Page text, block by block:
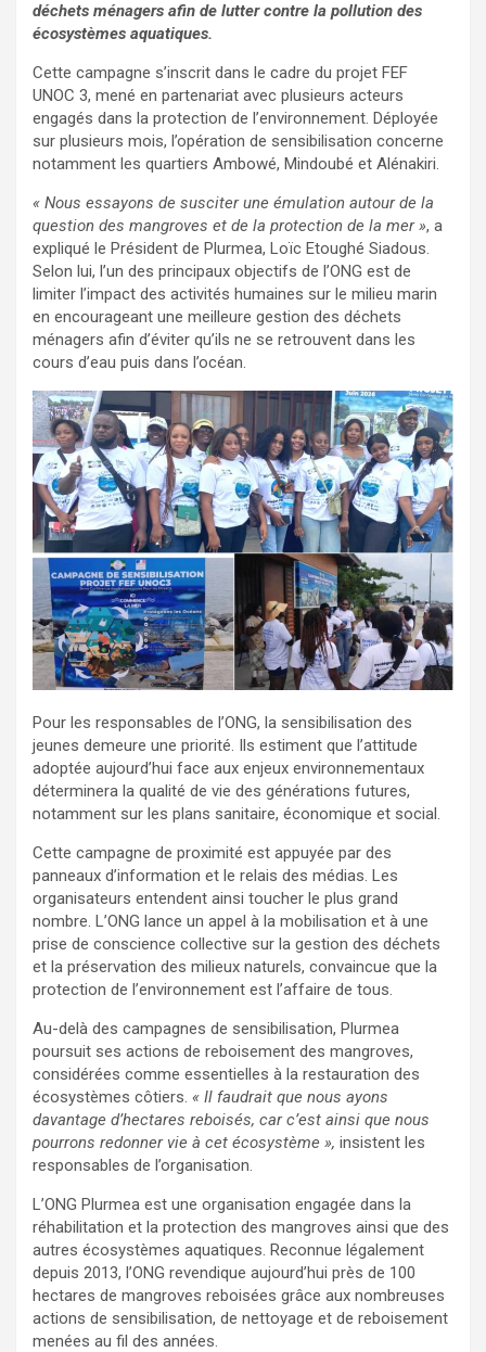
déchets ménagers afin de lutter contre la pollution des
écosystèmes aquatiques.
Cette campagne s’inscrit dans le cadre du projet FEF
UNOC 3, mené en partenariat avec plusieurs acteurs
engagés dans la protection de l’environnement. Déployée
sur plusieurs mois, l’opération de sensibilisation concerne
notamment les quartiers Ambowé, Mindoubé et Alénakiri.
« Nous essayons de susciter une émulation autour de la
question des mangroves et de la protection de la mer », a
expliqué le Président de Plurmea, Loïc Etoughé Siadous.
Selon lui, l’un des principaux objectifs de l’ONG est de
limiter l’impact des activités humaines sur le milieu marin
en encourageant une meilleure gestion des déchets
ménagers afin d’éviter qu’ils ne se retrouvent dans les
cours d’eau puis dans l’océan.
Pour les responsables de l’ONG, la sensibilisation des
jeunes demeure une priorité. Ils estiment que l’attitude
adoptée aujourd’hui face aux enjeux environnementaux
déterminera la qualité de vie des générations futures,
notamment sur les plans sanitaire, économique et social.
Cette campagne de proximité est appuyée par des
panneaux d’information et le relais des médias. Les
organisateurs entendent ainsi toucher le plus grand
nombre. L’ONG lance un appel à la mobilisation et à une
prise de conscience collective sur la gestion des déchets
et la préservation des milieux naturels, convaincue que la
protection de l’environnement est l’affaire de tous.
Au-delà des campagnes de sensibilisation, Plurmea
poursuit ses actions de reboisement des mangroves,
considérées comme essentielles à la restauration des
écosystèmes côtiers. « Il faudrait que nous ayons
davantage d’hectares reboisés, car c’est ainsi que nous
pourrons redonner vie à cet écosystème », insistent les
responsables de l’organisation.
L’ONG Plurmea est une organisation engagée dans la
réhabilitation et la protection des mangroves ainsi que des
autres écosystèmes aquatiques. Reconnue légalement
depuis 2013, l’ONG revendique aujourd’hui près de 100
hectares de mangroves reboisées grâce aux nombreuses
actions de sensibilisation, de nettoyage et de reboisement
menées au fil des années.